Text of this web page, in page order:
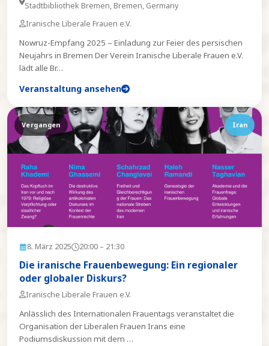
Stadtbibliothek Bremen, Bremen, Germany
Iranische Liberale Frauen e.V.
Nowruz-Empfang 2025 – Einladung zur Feier des persischen
Neujahrs in Bremen Der Verein Iranische Liberale Frauen e.V.
lädt alle Br…
Veranstaltung ansehen
Vergangen Iran
8. März 2025 20:00 – 21:30
Die iranische Frauenbewegung: Ein regionaler
oder globaler Diskurs?
Iranische Liberale Frauen e.V.
Anlässlich des Internationalen Frauentags veranstaltet die
Organisation der Liberalen Frauen Irans eine
Podiumsdiskussion mit dem …